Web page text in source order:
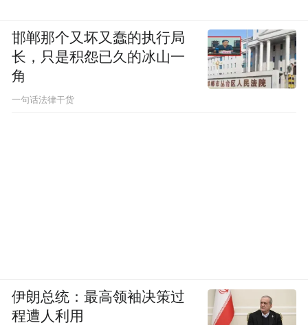
邯郸那个又坏又蠢的执行局
长，只是积怨已久的冰山一
角
一句话法律干货
伊朗总统：最高领袖决策过
程遭人利用